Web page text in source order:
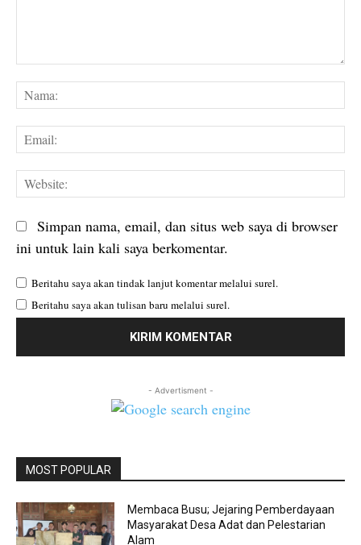
Simpan nama, email, dan situs web saya di browser
ini untuk lain kali saya berkomentar.
Beritahu saya akan tindak lanjut komentar melalui surel.
Beritahu saya akan tulisan baru melalui surel.
- Advertisment -
MOST POPULAR
Membaca Busu; Jejaring Pemberdayaan
Masyarakat Desa Adat dan Pelestarian
Alam